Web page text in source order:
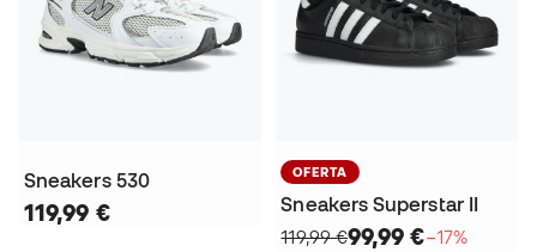
Sneakers 530
119,99 €
OFERTA
Sneakers Superstar II
119,99 €99,99 €−17%